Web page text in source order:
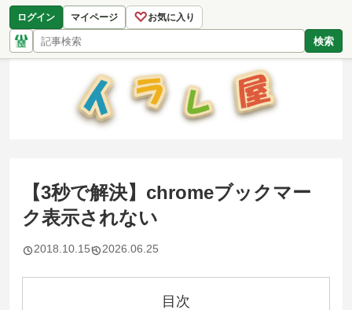
ログイン マイページ ♡お気に入り
検索
【3秒で解決】chromeブックマー
ク表示されない
2018.10.15 2026.06.25
目次